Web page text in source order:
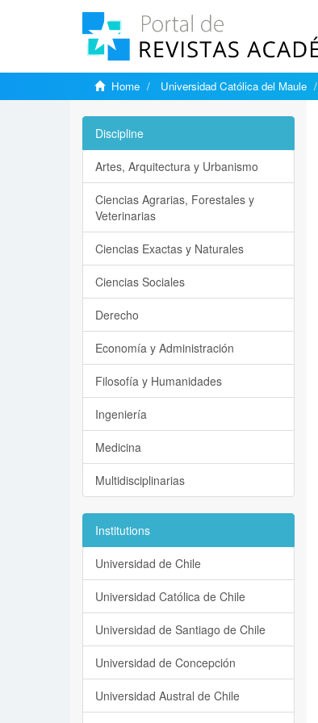
Home Universidad Católica del Maule
Discipline
Artes, Arquitectura y Urbanismo
Ciencias Agrarias, Forestales y
Veterinarias
Ciencias Exactas y Naturales
Ciencias Sociales
Derecho
Economía y Administración
Filosofía y Humanidades
Ingeniería
Medicina
Multidisciplinarias
Institutions
Universidad de Chile
Universidad Católica de Chile
Universidad de Santiago de Chile
Universidad de Concepción
Universidad Austral de Chile